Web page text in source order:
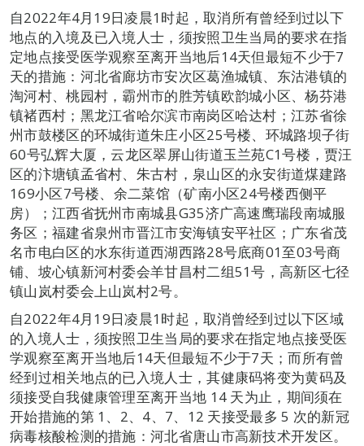
自2022年4月19日凌晨1时起，取消所有曾经到过以下
地点的入境及已入境人士，须按照卫生当局的要求在指
定地点接受医学观察至离开当地后14天但最短不少于7
天的措施：河北省廊坊市安次区葛渔城镇、东沽港镇的
淘河村、桃园村，霸州市的胜芳镇欧韵城小区、杨芬港
镇褚西村；黑龙江省哈尔滨市南岗区哈达村；江苏省徐
州市鼓楼区的环城街道朱庄小区25号楼、环城路坝子街
60号弘辉大厦，云龙区翠屏山街道玉兰苑C1号楼，贾汪
区的汴塘镇孟省村、朱古村，泉山区的永安街道煤建路
169小区7号楼、余二菜馆（矿南小区24号楼西侧平
房）；江西省抚州市南城县G35济广高速鹰瑞段南城服
务区；福建省泉州市晋江市安海镇安平社区；广东省茂
名市电白区的水东街道西湖西路28号底商01至03号商
铺、坡心镇新河村委会羊甘昌村二组51号，高新区七径
镇山岚村委会上山岚村2号。
自2022年4月19日凌晨1时起，取消曾经到过以下区域
的入境人士，须按照卫生当局的要求在指定地点接受医
学观察至离开当地后14天但最短不少于7天；而所有曾
经到过相关地点的已入境人士，其健康码将变为黄码及
须接受自我健康管理至离开当地 14 天为止，期间须在
开始措施的第 1、2、4、7、12 天接受最多 5 次的新冠
病毒核酸检测的措施：河北省唐山市高新技术开发区。